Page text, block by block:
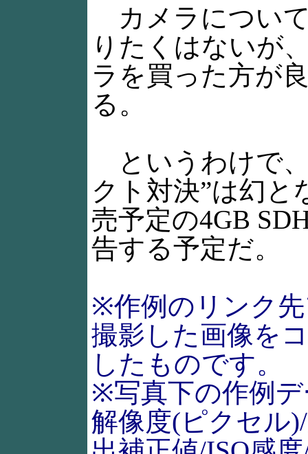
カメラについ
りたくはないが
ラを買った方が
る。
というわけで
クト対決”は幻と
売予定の4GB
告する予定だ。
※作例のリンク先
撮影した画像を
したものです。
※写真下の作例
解像度(ピクセル